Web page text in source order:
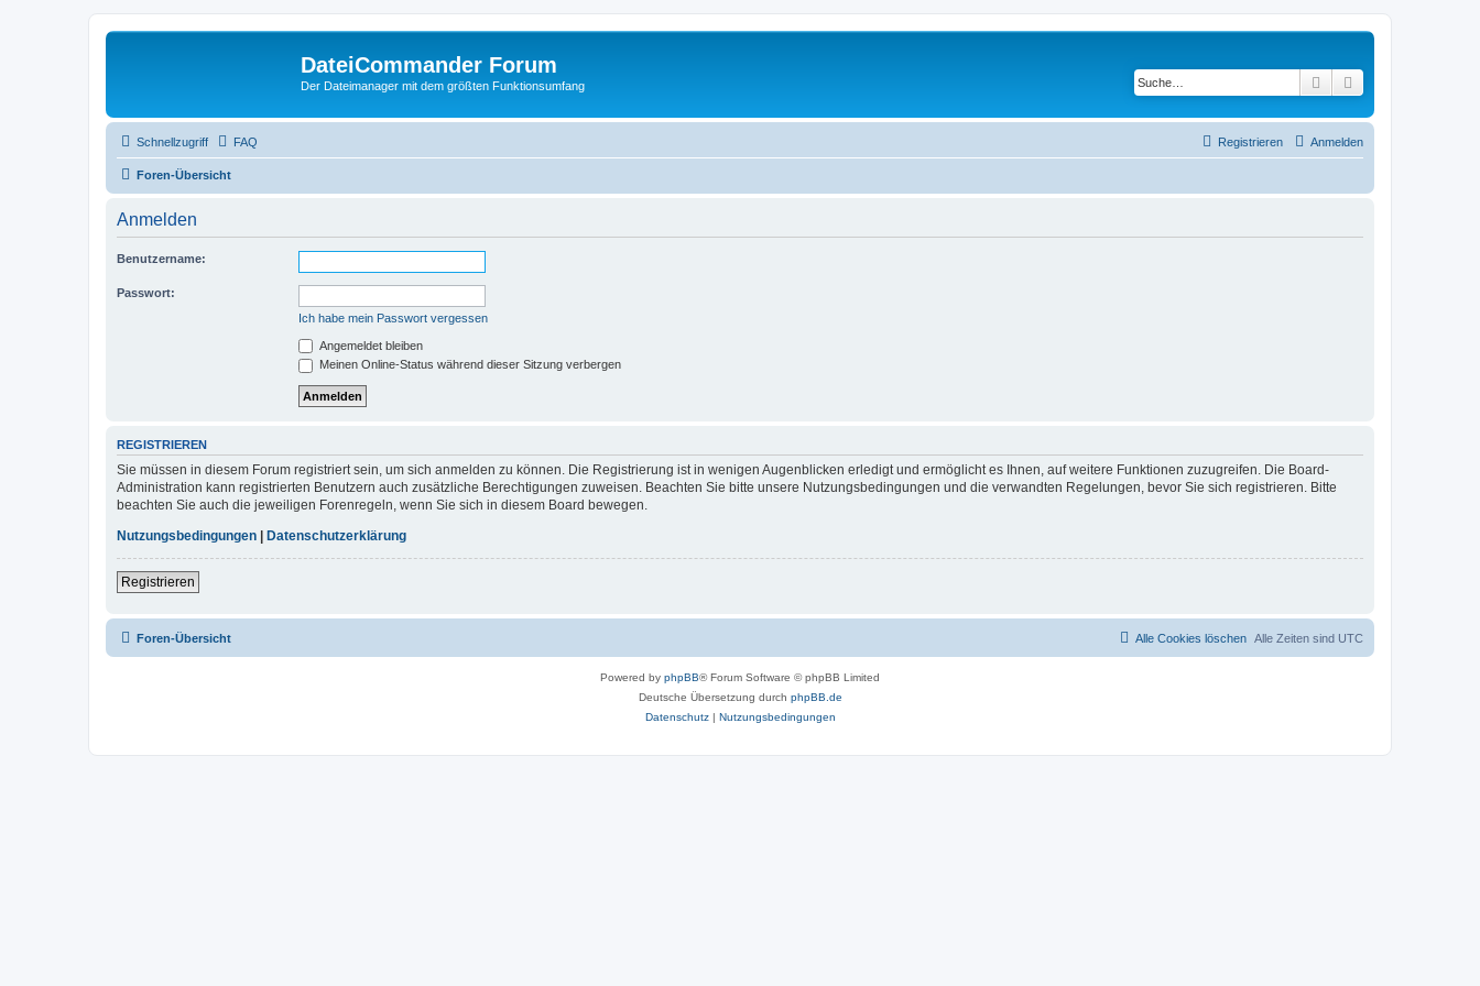
DateiCommander Forum
Der Dateimanager mit dem größten Funktionsumfang Suche
Schnellzugriff FAQ Anmelden
Registrieren
Foren-Übersicht
Anmelden
Benutzername:
Passwort:
Ich habe mein Passwort vergessen
Angemeldet bleiben
Meinen Online-Status während dieser Sitzung verbergen
REGISTRIEREN
Sie müssen in diesem Forum registriert sein, um sich anmelden zu können. Die Registrierung ist in wenigen Augenblicken erledigt und ermöglicht es Ihnen, auf weitere Funktionen zuzugreifen. Die Board-
Administration kann registrierten Benutzern auch zusätzliche Berechtigungen zuweisen. Beachten Sie bitte unsere Nutzungsbedingungen und die verwandten Regelungen, bevor Sie sich registrieren. Bitte
beachten Sie auch die jeweiligen Forenregeln, wenn Sie sich in diesem Board bewegen.
Nutzungsbedingungen
Datenschutzerklärung
Registrieren
Foren-Übersicht Alle Zeiten sind UTC
Alle Cookies löschen
Powered by phpBB® Forum Software © phpBB Limited
Deutsche Übersetzung durch phpBB.de
Datenschutz| Nutzungsbedingungen